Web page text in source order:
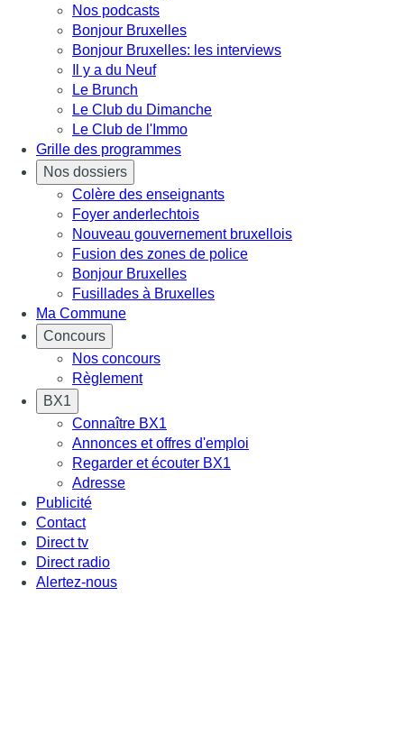
Nos podcasts
Bonjour Bruxelles
Bonjour Bruxelles: les interviews
Il y a du Neuf
Le Brunch
Le Club du Dimanche
Le Club de l'Immo
Grille des programmes
Nos dossiers
Colère des enseignants
Foyer anderlechtois
Nouveau gouvernement bruxellois
Fusion des zones de police
Bonjour Bruxelles
Fusillades à Bruxelles
Ma Commune
Concours
Nos concours
Règlement
BX1
Connaître BX1
Annonces et offres d'emploi
Regarder et écouter BX1
Adresse
Publicité
Contact
Direct tv
Direct radio
Alertez-nous